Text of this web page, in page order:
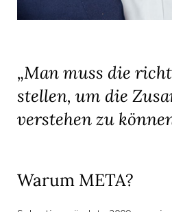
„Man muss die
stellen, um die
verstehen zu
Warum META?